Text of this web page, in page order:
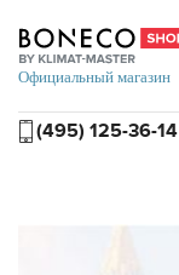
(495) 125-36-14